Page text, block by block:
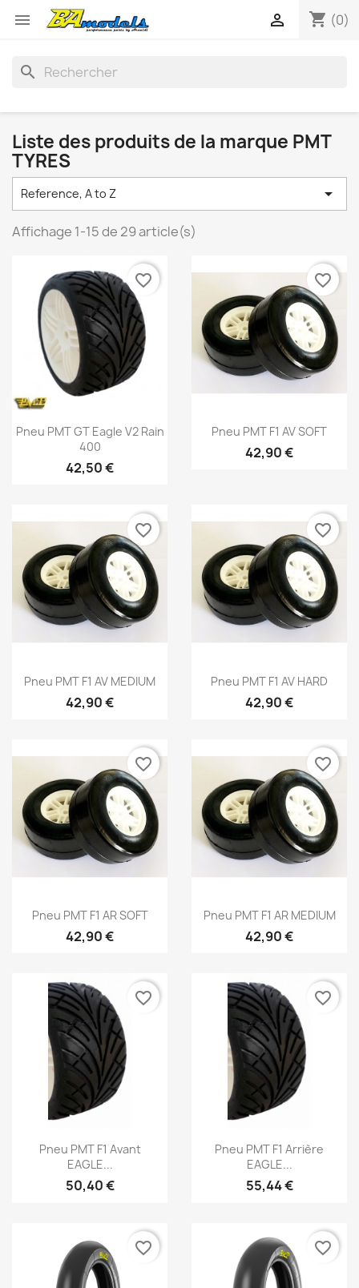
 shopping_cart (0)

search
Liste des produits de la marque PMT
TYRES
Reference, A to Z 
Affichage 1-15 de 29 article(s)
Aperçu rapide
Pneu PMT GT Eagle V2 Rain
400
42,50 €
favorite_border
Aperçu rapide
Pneu PMT F1 AV SOFT
42,90 €
favorite_border
 Aperçu rapide
Pneu PMT F1 AV MEDIUM
42,90 €
favorite_border
Aperçu rapide
Pneu PMT F1 AV HARD
42,90 €
favorite_border
Aperçu rapide
Pneu PMT F1 AR SOFT
42,90 €
favorite_border
 Aperçu rapide
Pneu PMT F1 AR MEDIUM
42,90 €
favorite_border
Aperçu rapide
Pneu PMT F1 Avant
EAGLE...
50,40 €
favorite_border
Aperçu rapide
Pneu PMT F1 Arrière
EAGLE...
55,44 €
favorite_border
favorite_border favorite_border